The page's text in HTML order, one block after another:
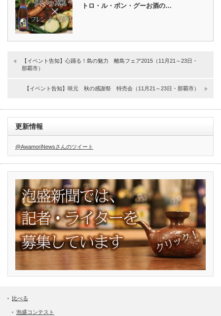
トロ・ル・ボン・グーお酒の…
【イベント告知】心踊る！島の魅力 離島フェア2015（11月21～23日・
那覇市）
【イベント告知】咲元 秋の感謝祭 特売会（11月21～23日・那覇市）
更新情報
@AwamoriNewsさんのツイート
比べる
泡盛コンテスト